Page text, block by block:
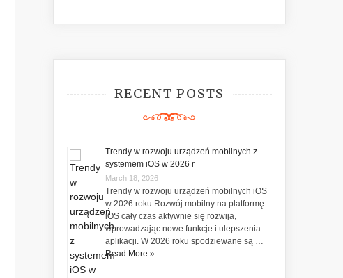
RECENT POSTS
Trendy w rozwoju urządzeń mobilnych z
systemem iOS w 2026 r
March 18, 2026
Trendy w rozwoju urządzeń mobilnych iOS
w 2026 roku Rozwój mobilny na platformę
iOS cały czas aktywnie się rozwija,
wprowadzając nowe funkcje i ulepszenia
aplikacji. W 2026 roku spodziewane są …
Read More »